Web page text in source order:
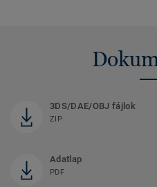
3DS/DAE/OBJ fájlok
ZIP
Adatlap
PDF